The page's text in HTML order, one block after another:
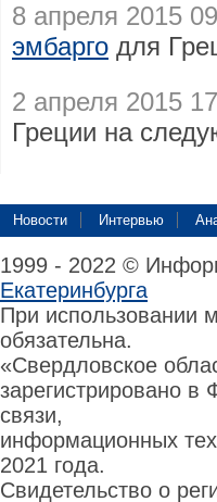
8 апреля 2015
эмбарго для
2 апреля 2015
Греции на
Новости Интервью
1999 - 2022 ©
Екатеринбурга
При использовании
обязательна.
«Свердловское
зарегистрировано
связи,
информационных
2021 года.
Свидетельство о